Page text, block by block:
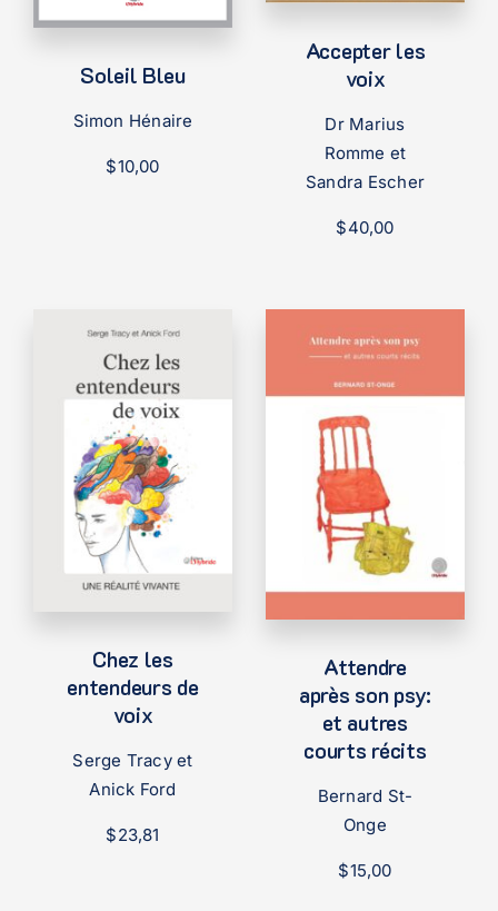
Soleil Bleu
Simon Hénaire
$10,00
Accepter les
voix
Dr Marius
Romme et
Sandra Escher
$40,00
Chez les
entendeurs de
voix
Serge Tracy et
Anick Ford
$23,81
Attendre
après son psy:
et autres
courts récits
Bernard St-
Onge
$15,00